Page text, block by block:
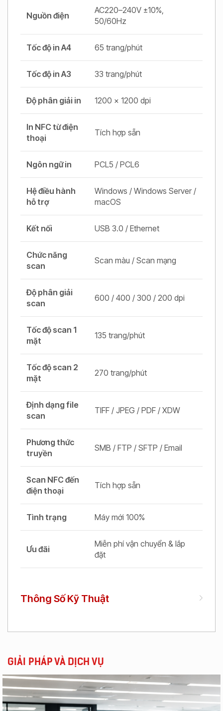
Nguồn điện
AC220–240V ±10%,
50/60Hz
Tốc độ in A4 65 trang/phút
Tốc độ in A3 33 trang/phút
Độ phân giải in 1200 × 1200 dpi
In NFC từ điện
thoại
Tích hợp sẵn
Ngôn ngữ in PCL5 / PCL6
Hệ điều hành
hỗ trợ
Windows / Windows Server /
macOS
Kết nối USB 3.0 / Ethernet
Chức năng
scan
Scan màu / Scan mạng
Độ phân giải
scan
600 / 400 / 300 / 200 dpi
Tốc độ scan 1
mặt
135 trang/phút
Tốc độ scan 2
mặt
270 trang/phút
Định dạng file
scan
TIFF / JPEG / PDF / XDW
Phương thức
truyền
SMB / FTP / SFTP / Email
Scan NFC đến
điện thoại
Tích hợp sẵn
Tình trạng Máy mới 100%
Ưu đãi
Miễn phí vận chuyển & lắp
đặt
Thông Số Kỹ Thuật
GIẢI PHÁP VÀ DỊCH VỤ